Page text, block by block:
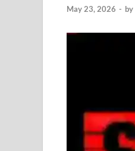
May 23, 2026 - by